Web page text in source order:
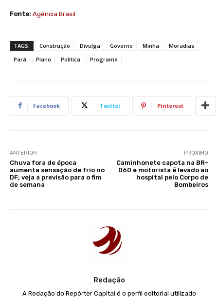
Fonte: Agência Brasil
TAGS: Construção Divulga Governo Minha
Moradias
Pará
Plano Política Programa
Facebook Twitter Pinterest
ANTERIOR
Chuva fora de época
aumenta sensação de frio no
DF; veja a previsão para o fim
de semana
PRÓXIMO
Caminhonete capota na BR-
060 e motorista é levado ao
hospital pelo Corpo de
Bombeiros
Redação
A Redação do Repórter Capital é o perfil editorial utilizado